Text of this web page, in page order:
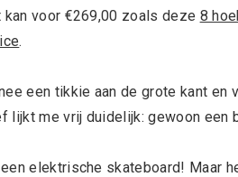
voor €269,00 zoals deze 8
.
een tikkie aan de grote kant en
lijkt me vrij duidelijk: gewoon een
elektrische skateboard! Maar